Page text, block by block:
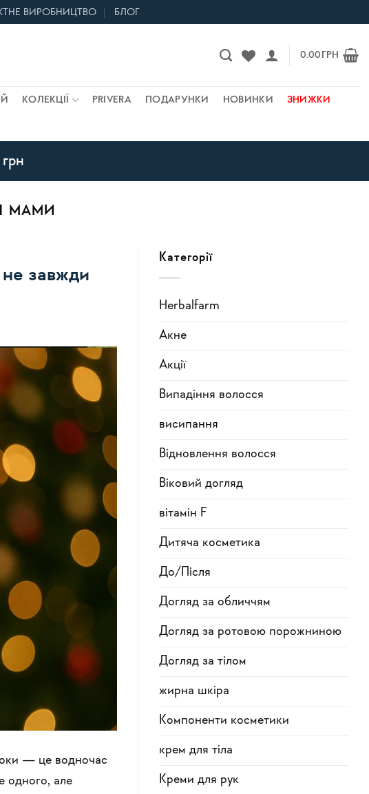
ВИРОБНИЦТВО БЛОГ
0.00 ГРН
КОЛЕКЦІЇ PRIVERA ПОДАРУНКИ НОВИНКИ ЗНИЖКИ
МАМИ
не завжди
— це водночас
одного, але
Категорії
Herbalfarm
Акне
Акції
Випадіння волосся
висипання
Відновлення волосся
Віковий догляд
вітамін F
Дитяча косметика
До/Після
Догляд за обличчям
Догляд за ротовою порожниною
Догляд за тілом
жирна шкіра
Компоненти косметики
крем для тіла
Креми для рук